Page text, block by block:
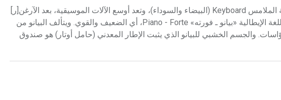
البيانو البيانو Piano آلة موسيقية وترية تطرق أوتارها عن طريق لوحة الملامس Keyboard (البيضاء والسوداء)، وتعد أوسع الآلات الموسيقية، بعد الآرغن[ر]
Organ، مساحة صوتية. ولفظة بيانو مختصرة عن الاسم الكامل في اللغة الإيطالية «بيانو ـ فورته» Piano - Forte، أي الضعيف والقوي. ويتألف البيانو من
والجسم الخشبي للبيانو الذي يثبت الإطار المعدني (حامل أوتار) هو صندوق